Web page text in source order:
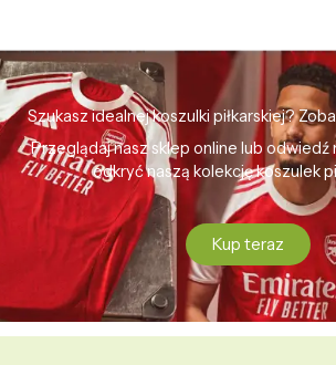
Szukasz idealnej koszulki piłkarskiej?
Przeglądaj nasz sklep online lub odwiedź
odkryć naszą kolekcję koszulek
Kup teraz